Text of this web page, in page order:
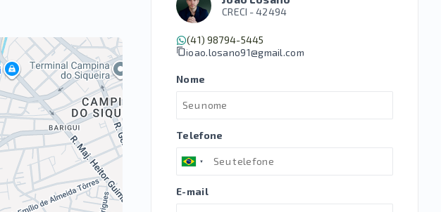
CRECI -42494
(41) 98794-5445
joao.losano91@gmail.com
Nome
Telefone
E-mail